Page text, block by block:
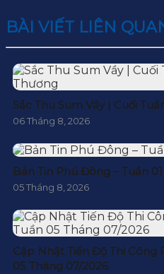
BÀI VIẾT LIÊN
Sắc Thu Sum Vầy | Cuối
06 Tháng 8, 2026
Bản Tin Phú Đông – Tuần
05 Tháng 8, 2026
Cập Nhật Tiến Độ Thi Công
05 Tháng 07/2026